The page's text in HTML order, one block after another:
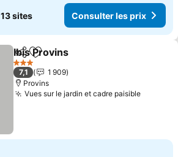
13 sites Consulter les prix
PartagerAjouter à mes favoris
Ibis Provins
3 Étoiles
7,1
1 909
Provins
Vues sur le jardin et cadre paisible